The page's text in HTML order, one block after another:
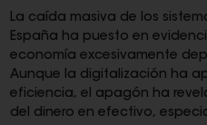
La caída masiva de los
España ha puesto en
economía excesivamente
Aunque la digitalización ha
eficiencia, el apagón ha
del dinero en efectivo,